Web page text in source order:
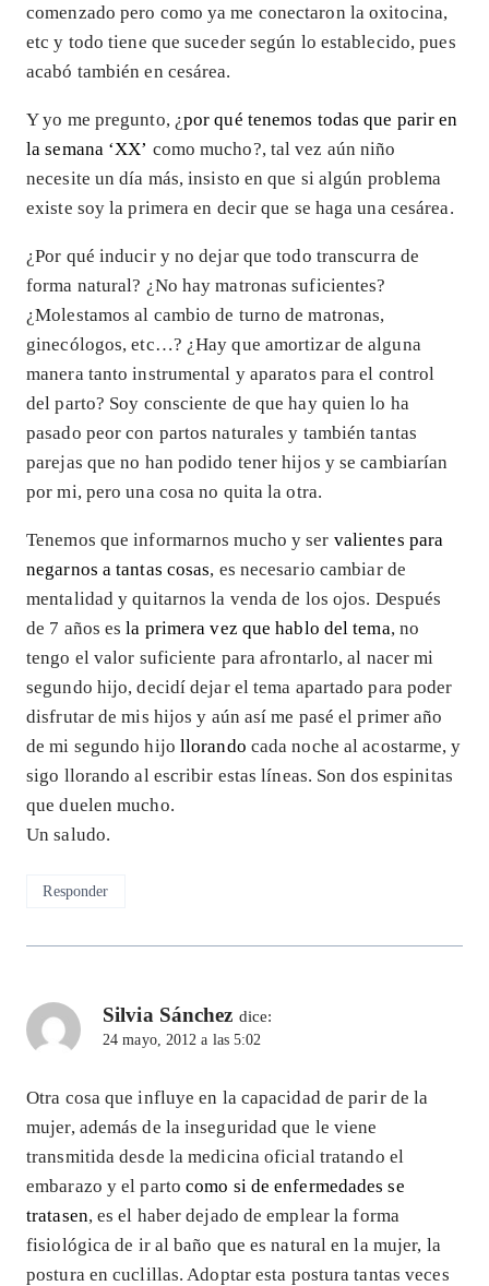
comenzado pero como ya me conectaron la oxitocina,
etc y todo tiene que suceder según lo establecido, pues
acabó también en cesárea.
Y yo me pregunto, ¿por qué tenemos todas que parir en
la semana ‘XX’ como mucho?, tal vez aún niño
necesite un día más, insisto en que si algún problema
existe soy la primera en decir que se haga una cesárea.
¿Por qué inducir y no dejar que todo transcurra de
forma natural? ¿No hay matronas suficientes?
¿Molestamos al cambio de turno de matronas,
ginecólogos, etc…? ¿Hay que amortizar de alguna
manera tanto instrumental y aparatos para el control
del parto? Soy consciente de que hay quien lo ha
pasado peor con partos naturales y también tantas
parejas que no han podido tener hijos y se cambiarían
por mi, pero una cosa no quita la otra.
Tenemos que informarnos mucho y ser valientes para
negarnos a tantas cosas, es necesario cambiar de
mentalidad y quitarnos la venda de los ojos. Después
de 7 años esla primera vez que hablo del tema, no
tengo el valor suficiente para afrontarlo, al nacer mi
segundo hijo, decidí dejar el tema apartado para poder
disfrutar de mis hijos y aún así me pasé el primer año
de mi segundo hijo llorando cada noche al acostarme, y
sigo llorando al escribir estas líneas. Son dos espinitas
que duelen mucho.
Un saludo.
Responder
Silvia Sánchez dice:
24 mayo, 2012 a las 5:02
Otra cosa que influye en la capacidad de parir de la
mujer, además de la inseguridad que le viene
transmitida desde la medicina oficial tratando el
embarazo y el partocomo si de enfermedades se
tratasen, es el haber dejado de emplear la forma
fisiológica de ir al baño que es natural en la mujer, la
postura en cuclillas. Adoptar esta postura tantas veces